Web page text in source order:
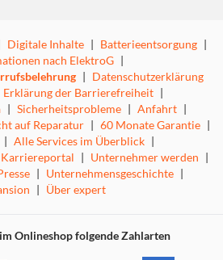
Digitale Inhalte | Batterieentsorgung |
nach ElektroG |
| Datenschutzerklärung
Erklärung der Barrierefreiheit |
| Sicherheitsprobleme | Anfahrt |
auf Reparatur | 60 Monate Garantie |
| Alle Services im Überblick |
Karriereportal | Unternehmer werden |
| Unternehmensgeschichte |
| Über expert
Onlineshop folgende Zahlarten